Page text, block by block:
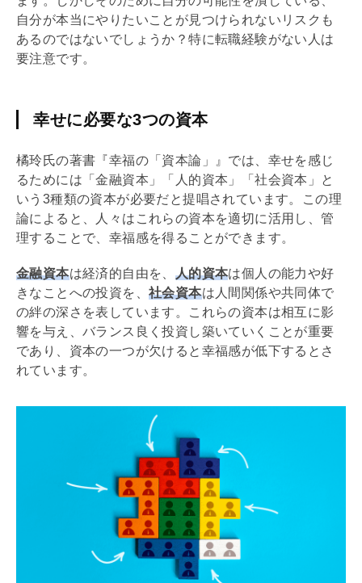
自分が本当にやりたいことが見つけられないリスクも
あるのではないでしょうか？特に転職経験がない人は
要注意です。
幸せに必要な3つの資本
橘玲氏の著書『幸福の「資本論」』では、幸せを感じ
るためには「金融資本」「人的資本」「社会資本」と
いう3種類の資本が必要だと提唱されています。この理
論によると、人々はこれらの資本を適切に活用し、管
理することで、幸福感を得ることができます。
金融資本は経済的自由を、 人的資本は個人の能力や好
きなことへの投資を、 社会資本は人間関係や共同体で
の絆の深さを表しています。これらの資本は相互に影
響を与え、バランス良く投資し築いていくことが重要
であり、資本の一つが欠けると幸福感が低下するとさ
れています。